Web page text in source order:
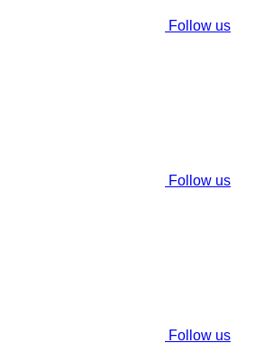
Follow us
Follow us
Follow us